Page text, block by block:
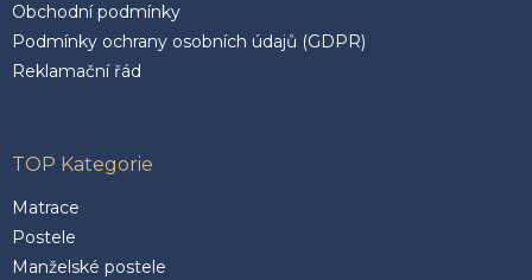
Obchodní podmínky
Podmínky ochrany osobních údajů (GDPR)
Reklamační řád
TOP Kategorie
Matrace
Postele
Manželské postele